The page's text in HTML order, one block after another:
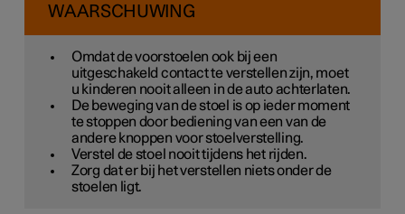
WAARSCHUWING
Omdat de voorstoelen ook bij een
uitgeschakeld contact te verstellen zijn, moet
u kinderen nooit alleen in de auto achterlaten.
De beweging van de stoel is op ieder moment
te stoppen door bediening van een van de
andere knoppen voor stoelverstelling.
Verstel de stoel nooit tijdens het rijden.
Zorg dat er bij het verstellen niets onder de
stoelen ligt.